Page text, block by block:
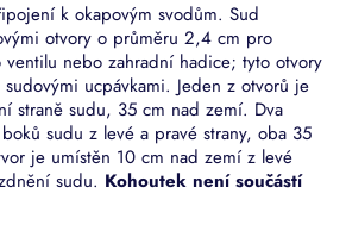
k okapovým svodům. Sud
otvory o průměru 2,4 cm pro
nebo zahradní hadice; tyto otvory
ucpávkami. Jeden z otvorů je
straně sudu, 35 cm nad zemí. Dva
sudu z levé a pravé strany, oba 35
je umístěn 10 cm nad zemí z levé
sudu. Kohoutek není součástí